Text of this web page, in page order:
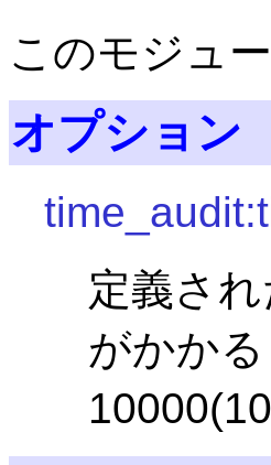
このモジュ
オプション
定義さ
がかか
10000(10